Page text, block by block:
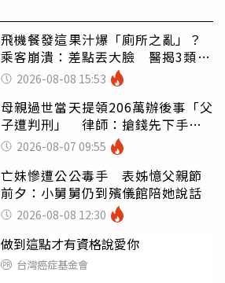
飛機餐發這果汁爆「廁所之亂」？
乘客崩潰：差點丟大臉 醫揭3類人
別亂喝
2026-08-08 15:53
母親過世當天提領206萬辦後事「父
子遭判刑」 律師：搶錢先下手是
罪 2026-08-07 09:55
亡妹慘遭公公毒手 表姊憶父親節
前夕：小舅舅仍到殯儀館陪她說話
2026-08-08 12:30
做到這點才有資格說愛你
台灣癌症基金會